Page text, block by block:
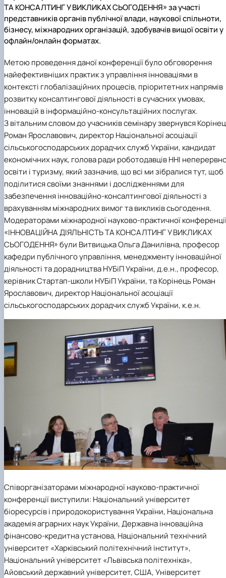
ТА КОНСАЛТИНГ У ВИКЛИКАХ СЬОГОДЕННЯ» за участі
представників органів публічної влади, наукової спільноти,
бізнесу, міжнародних організацій, здобувачів вищої освіти у
офлайн/онлайн форматах.
Метою проведення даної конференції було обговорення
найефективніших практик з управління інноваціями в
контексті глобалізаційних процесів, пріоритетних напрямів
розвитку консалтингової діяльності в сучасних умовах,
інновацій в інформаційно-консультаційних послугах.
З вітальним словом до учасників семінару звернувся
Роман Ярославович, директор Національної асоціації
сільськогосподарських дорадчих служб України, кандидат
економічних наук, голова ради роботодавців ННІ
освіти і туризму, який зазначив, що всі ми зібралися тут, щоб
поділитися своїми знаннями і дослідженнями для
забезпечення інноваційно-консалтингової діяльності з
врахуванням міжнародних вимог та викликів сьогодення.
Модераторами міжнародної науково-практичної
«ІННОВАЦІЙНА ДІЯЛЬНІСТЬ ТА КОНСАЛТИНГ У ВИКЛИКАХ
СЬОГОДЕННЯ» були Витвицька Ольга Данилівна, професор
кафедри публічного управління, менеджменту інноваційної
діяльності та дорадництва НУБіП України, д.е.н., професор,
керівник Стартап-школи НУБіП України, та Корінець Роман
Ярославович, директор Національної асоціації
сільськогосподарських дорадчих служб України, к.е.н.
Співорганізаторами міжнародної науково-практичної
конференції виступили: Національний університет
біоресурсів і природокористування України, Національна
академія аграрних наук України, Державна інноваційна
фінансово-кредитна установа, Національний технічний
університет «Харківський політехнічний інститут»,
Національний університет «Львівська політехніка»,
Айовський державний університет, США, Університет